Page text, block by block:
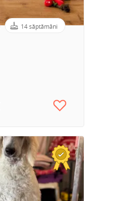
14 săptămâni